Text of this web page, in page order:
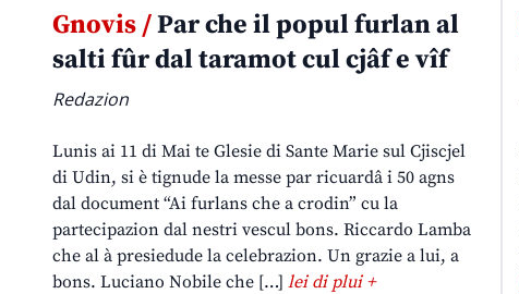
Gnovis /Par che il popul furlan al
salti fûr dal taramot cul cjâf e vîf
Redazion
Lunis ai 11 di Mai te Glesie di Sante Marie sul Cjiscjel
di Udin, si è tignude la messe par ricuardâ i 50 agns
dal document “Ai furlans che a crodin” cu la
partecipazion dal nestri vescul bons. Riccardo Lamba
che al à presiedude la celebrazion. Un grazie a lui, a
bons. Luciano Nobile che […] lei di plui +